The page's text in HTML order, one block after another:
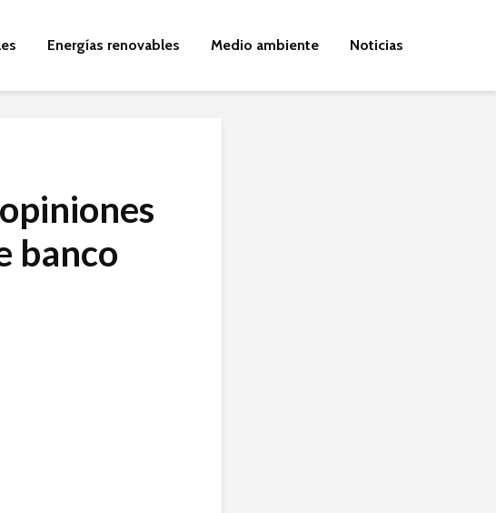
Energías renovables Medio ambiente Noticias
banco